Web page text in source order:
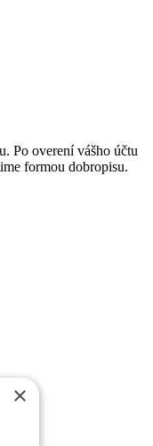
Po overení vášho účtu
formou dobropisu.
×